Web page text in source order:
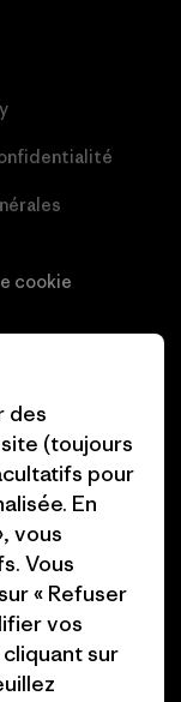
cookie
Plan du
des
(toujours
pour
En
vous
Vous
« Refuser
vos
sur